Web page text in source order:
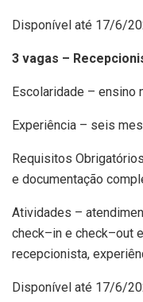
Disponível até 17/6/
3 vagas –
Escolaridade – ensino
Experiência – seis
Requisitos
e documentação
Atividades –
check–in e check–out
recepcionista,
Disponível até 17/6/